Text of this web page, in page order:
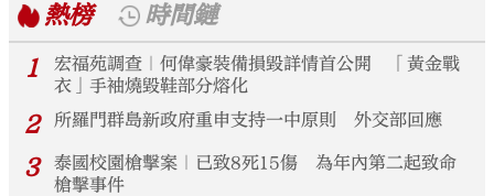
熱榜
時間鏈
1
宏福苑調查｜何偉豪裝備損毀詳情首公開 「黃金戰
衣」手袖燒毀鞋部分熔化
2 所羅門群島新政府重申支持一中原則 外交部回應
3
泰國校園槍擊案｜已致8死15傷 為年內第二起致命
槍擊事件